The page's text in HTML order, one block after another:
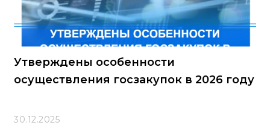
Утверждены особенности
осуществления госзакупок в 2026 году
30.12.2025